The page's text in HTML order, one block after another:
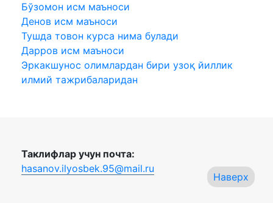
Бўзомон исм маъноси
Денов исм маъноси
Тушда товон курса нима булади
Дарров исм маъноси
Эркакшунос олимлардан бири узоқ йиллик
илмий тажрибаларидан
Наверх
Таклифлар учун почта:
hasanov.ilyosbek.95@mail.ru